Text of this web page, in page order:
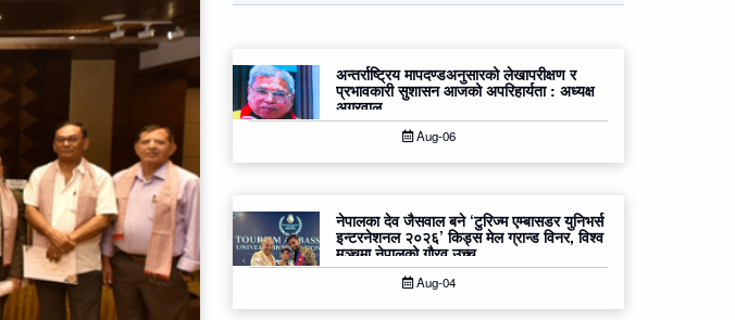
अन्तर्राष्ट्रिय मापदण्डअनुसारको लेखापरीक्षण र
प्रभावकारी सुशासन आजको अपरिहार्यता : अध्यक्ष
अग्रवाल
Aug-06
नेपालका देव जैसवाल बने ‘टुरिज्म एम्बासडर युनिभर्स
इन्टरनेशनल २०२६’ किड्स मेल ग्रान्ड विनर, विश्व
मञ्चमा नेपालको गौरव उच्च
Aug-04